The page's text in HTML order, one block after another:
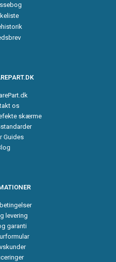
os
skærme
Guides
levering
garanti